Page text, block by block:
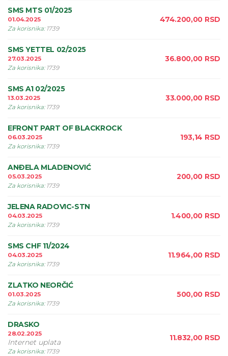
SMS MTS 01/2025
01.04.2025
Za korisnika: 1739
474.200,00 RSD
SMS YETTEL 02/2025
27.03.2025
Za korisnika: 1739
36.800,00 RSD
SMS A1 02/2025
13.03.2025
Za korisnika: 1739
33.000,00 RSD
EFRONT PART OF BLACKROCK
06.03.2025
Za korisnika: 1739
193,14 RSD
ANÐELA MLADENOVIĆ
05.03.2025
Za korisnika: 1739
200,00 RSD
JELENA RADOVIC-STN
04.03.2025
Za korisnika: 1739
1.400,00 RSD
SMS CHF 11/2024
04.03.2025
Za korisnika: 1739
11.964,00 RSD
ZLATKO NEORČIĆ
01.03.2025
Za korisnika: 1739
500,00 RSD
DRASKO
28.02.2025
Internet uplata
Za korisnika: 1739
11.832,00 RSD